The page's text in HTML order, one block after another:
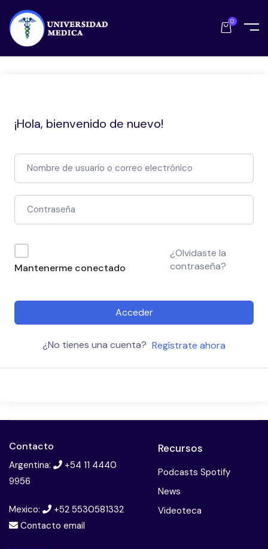
0
¡Hola, bienvenido de nuevo!
Mantenerme conectado
¿Olvidaste la
contraseña?
Acceder
¿No tienes una cuenta? Regístrate ahora
Contacto
Argentina:
+54 11 4440
9956
Mexico:
+52 5530581332
Contacto email
Recursos
Podcasts Spotify
News
Videoteca